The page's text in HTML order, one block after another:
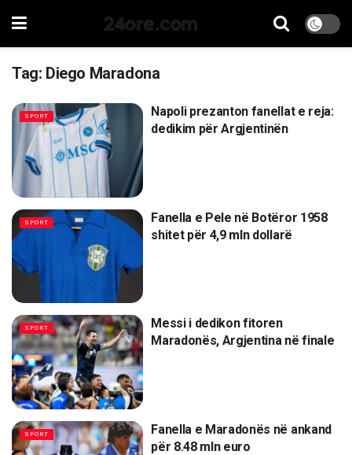
24ore.com
Tag: Diego Maradona
SPORT
Napoli prezanton fanellat e reja:
dedikim për Argjentinën
SPORT
Fanella e Pele në Botëror 1958
shitet për 4,9 mln dollarë
SPORT
Messi i dedikon fitoren
Maradonës, Argjentina në finale
SPORT
Fanella e Maradonës në ankand
për 8.48 mln euro